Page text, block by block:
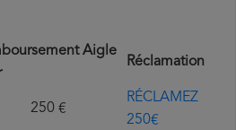
Aigle
Réclamation
€
RÉCLAMEZ
250€